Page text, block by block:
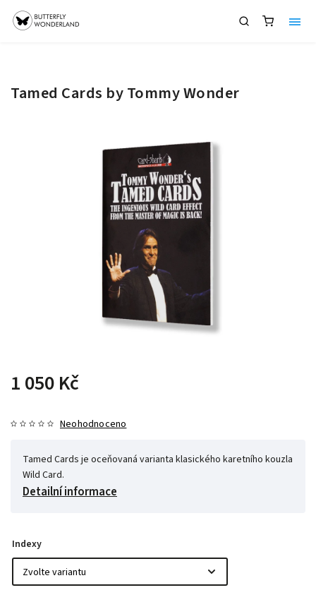
Tamed Cards by Tommy Wonder
1 050 Kč
Neohodnoceno
Tamed Cards je oceňovaná varianta klasického karetního kouzla
Wild Card.
Detailní informace
Indexy